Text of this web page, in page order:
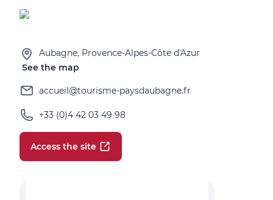
Aubagne, Provence-Alpes-Côte d'Azur
See the map
accueil@tourisme-paysdaubagne.fr
+33 (0)4 42 03 49 98
Access the site